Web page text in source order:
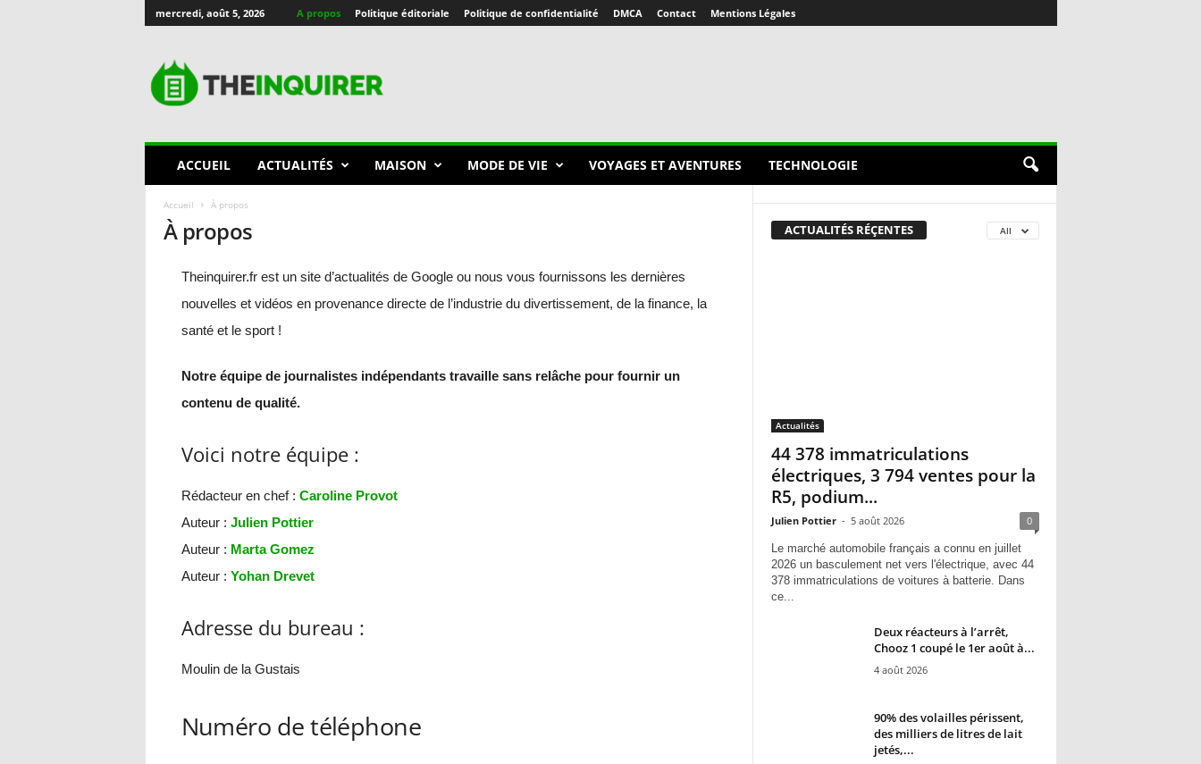
mercredi, août 5, 2026 A propos Politique éditoriale Politique de confidentialité DMCA Contact Mentions Légales
ACCUEIL ACTUALITÉS MAISON MODE DE VIE VOYAGES ET AVENTURES TECHNOLOGIE
Accueil À propos
À propos
Theinquirer.fr est un site d’actualités de Google ou nous vous fournissons les dernières
nouvelles et vidéos en provenance directe de l’industrie du divertissement, de la finance, la
santé et le sport !
Notre équipe de journalistes indépendants travaille sans relâche pour fournir un
contenu de qualité.
Voici notre équipe :
Rédacteur en chef : Caroline Provot
Auteur : Julien Pottier
Auteur : Marta Gomez
Auteur : Yohan Drevet
Adresse du bureau :
Moulin de la Gustais
Numéro de téléphone
ACTUALITÉS RÉÇENTES All
Actualités
44 378 immatriculations
électriques, 3 794 ventes pour la
R5, podium...
Julien Pottier - 5 août 2026 0
Le marché automobile français a connu en juillet
2026 un basculement net vers l'électrique, avec 44
378 immatriculations de voitures à batterie. Dans
ce...
Deux réacteurs à l’arrêt,
Chooz 1 coupé le 1er août à...
4 août 2026
90% des volailles périssent,
des milliers de litres de lait
jetés,...